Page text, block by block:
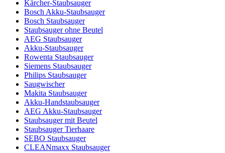
Kärcher-Staubsauger
Bosch Akku-Staubsauger
Bosch Staubsauger
Staubsauger ohne Beutel
AEG Staubsauger
Akku-Staubsauger
Rowenta Staubsauger
Siemens Staubsauger
Philips Staubsauger
Saugwischer
Makita Staubsauger
Akku-Handstaubsauger
AEG Akku-Staubsauger
Staubsauger mit Beutel
Staubsauger Tierhaare
SEBO Staubsauger
CLEANmaxx Staubsauger